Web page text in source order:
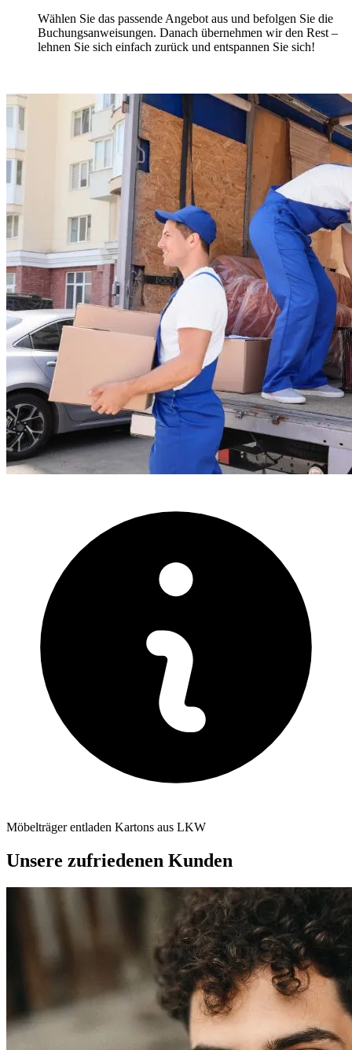
Wählen Sie das passende Angebot aus und befolgen Sie die
Buchungsanweisungen. Danach übernehmen wir den Rest –
lehnen Sie sich einfach zurück und entspannen Sie sich!
Möbelträger entladen Kartons aus LKW
Unsere zufriedenen Kunden